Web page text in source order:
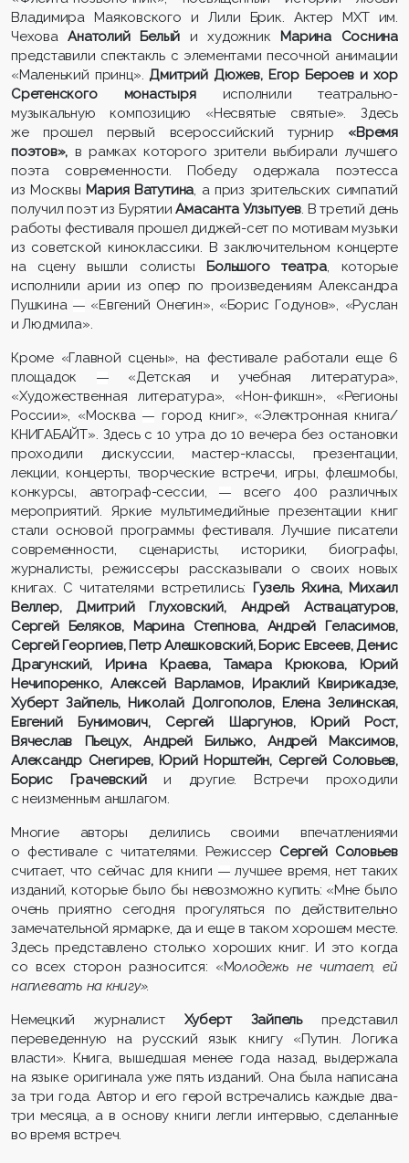
Владимира Маяковского и Лили Брик. Актер МХТ им.
ЧеховаАнатолий Белый и художник Марина Соснина
представили спектакль с элементами песочной анимации
«Маленький принц».Дмитрий Дюжев, Егор Бероев и хор
Сретенского монастыря исполнили театрально-
музыкальную композицию «Несвятые святые». Здесь
же прошел первый всероссийский турнир «Время
поэтов», в рамках которого зрители выбирали лучшего
поэта современности. Победу одержала поэтесса
из Москвы Мария Ватутина, а приз зрительских симпатий
получил поэт из БурятииАмасанта Улзытуев. В третий день
работы фестиваля прошел диджей-сет по мотивам музыки
из советской киноклассики. В заключительном концерте
на сцену вышли солисты Большого театра, которые
исполнили арии из опер по произведениям Александра
Пушкина —«Евгений Онегин», «Борис Годунов», «Руслан
и Людмила».
Кроме «Главной сцены», на фестивале работали еще 6
площадок
—«Детская и учебная литература»,
«Художественная литература», «Нон-фикшн», «Регионы
России», «Москва— город книг», «Электронная книга/
КНИГАБАЙТ». Здесь с 10 утра до 10 вечера без остановки
проходили дискуссии, мастер-классы, презентации,
лекции, концерты, творческие встречи, игры, флешмобы,
конкурсы, автограф-сессии,—
всего 400 различных
мероприятий. Яркие мультимедийные презентации книг
стали основой программы фестиваля. Лучшие писатели
современности, сценаристы, историки, биографы,
журналисты, режиссеры рассказывали о своих новых
книгах. С читателями встретились: Гузель Яхина, Михаил
Веллер, Дмитрий Глуховский, Андрей Аствацатуров,
Сергей Беляков, Марина Степнова, Андрей Геласимов,
Сергей Георгиев, Петр Алешковский, Борис Евсеев, Денис
Драгунский, Ирина Краева, Тамара Крюкова, Юрий
Нечипоренко, Алексей Варламов, Ираклий Квирикадзе,
Хуберт Зайпель, Николай Долгополов, Елена Зелинская,
Евгений Бунимович, Сергей Шаргунов, Юрий Рост,
Вячеслав Пьецух, Андрей Бильжо, Андрей Максимов,
Александр Снегирев, Юрий Норштейн, Сергей Соловьев,
Борис Грачевскийи другие. Встречи проходили
с неизменным аншлагом.
Многие авторы делились своими впечатлениями
о фестивале с читателями. Режиссер Сергей Соловьев
считает, что сейчас для книги —лучшее время, нет таких
изданий, которые было бы невозможно купить: «Мне было
очень приятно сегодня прогуляться по действительно
замечательной ярмарке, да и еще в таком хорошем месте.
Здесь представлено столько хороших книг. И это когда
со всех сторон разносится: «Молодежь не читает, ей
наплевать на книгу».
Немецкий журналист Хуберт Зайпельпредставил
переведенную на русский язык книгу «Путин. Логика
власти». Книга, вышедшая менее года назад, выдержала
на языке оригинала уже пять изданий. Она была написана
за три года. Автор и его герой встречались каждые два-
три месяца, а в основу книги легли интервью, сделанные
во время встреч.